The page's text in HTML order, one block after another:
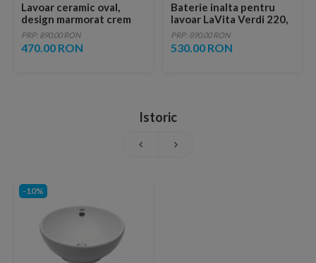
Lavoar ceramic oval,
design marmorat crem
lucios cu vene aurii,
ventil inclus
PRP: 890.00 RON
470.00 RON
Baterie inalta pentru
lavoar LaVita Verdi 220,
fara ventil, brushed
copper
PRP: 890.00 RON
530.00 RON
Istoric
-10%